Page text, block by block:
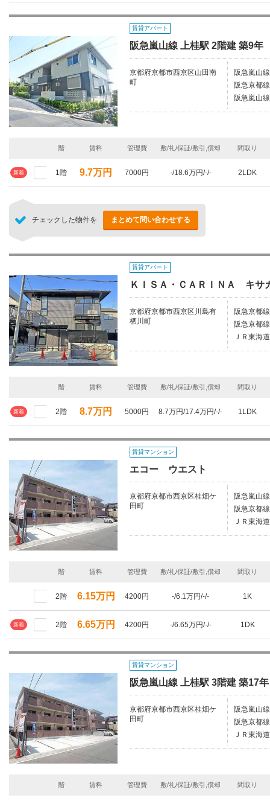
賃貸アパート
阪急嵐山線 上桂駅 2階建 築9年
京都府京都市西京区山田南
町
阪急嵐山
阪急京都
阪急嵐山
階 賃料 管理費 敷/礼/保証/敷引,償却 間取り
新着 1階 9.7万円 7000円 -/18.6万円/-/- 2LDK
チェックした物件を まとめて問い合わせする
賃貸アパート
ＫＩＳＡ・ＣＡＲＩＮＡ キサ
京都府京都市西京区川島有
栖川町
阪急京都
阪急京都
ＪＲ東海
階 賃料 管理費 敷/礼/保証/敷引,償却 間取り
新着 2階 8.7万円 5000円 8.7万円/17.4万円/-/- 1LDK
賃貸マンション
エコー ウエスト
京都府京都市西京区桂畑ケ
田町
阪急嵐山
阪急京都
ＪＲ東海
階 賃料 管理費 敷/礼/保証/敷引,償却 間取り
2階 6.15万円 4200円 -/6.1万円/-/- 1K
新着 2階 6.65万円 4200円 -/6.65万円/-/- 1DK
賃貸マンション
阪急嵐山線 上桂駅 3階建 築17年
京都府京都市西京区桂畑ケ
田町
阪急嵐山
阪急京都
ＪＲ東海
階 賃料 管理費 敷/礼/保証/敷引,償却 間取り